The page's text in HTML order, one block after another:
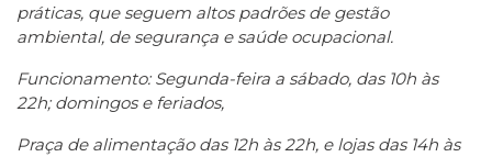
práticas, que seguem altos padrões de gestão
ambiental, de segurança e saúde ocupacional.
Funcionamento: Segunda-feira a sábado, das 10h às
22h; domingos e feriados,
Praça de alimentação das 12h às 22h, e lojas das 14h às